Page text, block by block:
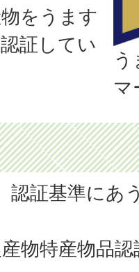
マ
をうます
証してい
認証基準にあ
物特産物品